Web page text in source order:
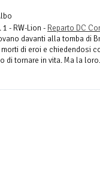
1 - RW-Lion - Reparto DC
davanti alla tomba di
di eroi e chiedendosi
di tornare in vita. Ma la